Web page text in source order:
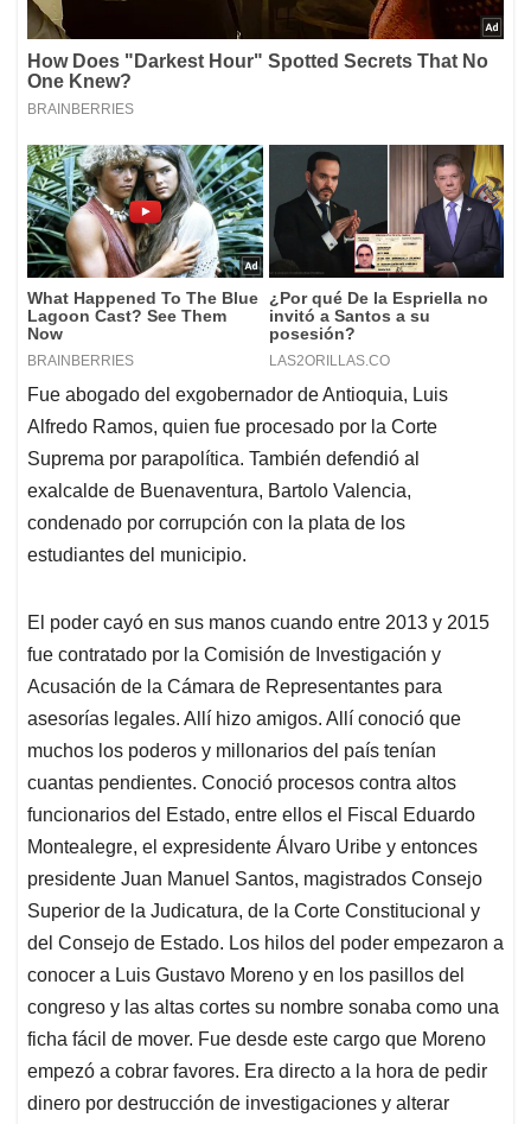
Fue abogado del exgobernador de Antioquia, Luis
Alfredo Ramos, quien fue procesado por la Corte
Suprema por parapolítica. También defendió al
exalcalde de Buenaventura, Bartolo Valencia,
condenado por corrupción con la plata de los
estudiantes del municipio.
El poder cayó en sus manos cuando entre 2013 y 2015
fue contratado por la Comisión de Investigación y
Acusación de la Cámara de Representantes para
asesorías legales. Allí hizo amigos. Allí conoció que
muchos los poderos y millonarios del país tenían
cuantas pendientes. Conoció procesos contra altos
funcionarios del Estado, entre ellos el Fiscal Eduardo
Montealegre, el expresidente Álvaro Uribe y entonces
presidente Juan Manuel Santos, magistrados Consejo
Superior de la Judicatura, de la Corte Constitucional y
del Consejo de Estado. Los hilos del poder empezaron a
conocer a Luis Gustavo Moreno y en los pasillos del
congreso y las altas cortes su nombre sonaba como una
ficha fácil de mover. Fue desde este cargo que Moreno
empezó a cobrar favores. Era directo a la hora de pedir
dinero por destrucción de investigaciones y alterar